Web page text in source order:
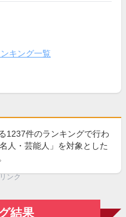
キング一覧
1237件のランキングで行わ
人・芸能人」を対象とした
ンク
結果